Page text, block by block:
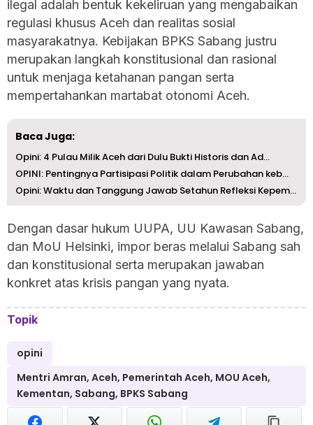
ilegal adalah bentuk kekeliruan yang mengabaikan
regulasi khusus Aceh dan realitas sosial
masyarakatnya. Kebijakan BPKS Sabang justru
merupakan langkah konstitusional dan rasional
untuk menjaga ketahanan pangan serta
mempertahankan martabat otonomi Aceh.
Baca Juga:
Opini: 4 Pulau Milik Aceh dari Dulu Bukti Historis dan Ad...
OPINI: Pentingnya Partisipasi Politik dalam Perubahan keb...
Opini: Waktu dan Tanggung Jawab Setahun Refleksi Kepemimp...
Dengan dasar hukum UUPA, UU Kawasan Sabang,
dan MoU Helsinki, impor beras melalui Sabang sah
dan konstitusional serta merupakan jawaban
konkret atas krisis pangan yang nyata.
Topik
opini
Mentri Amran, Aceh, Pemerintah Aceh, MOU Aceh,
Kementan, Sabang, BPKS Sabang